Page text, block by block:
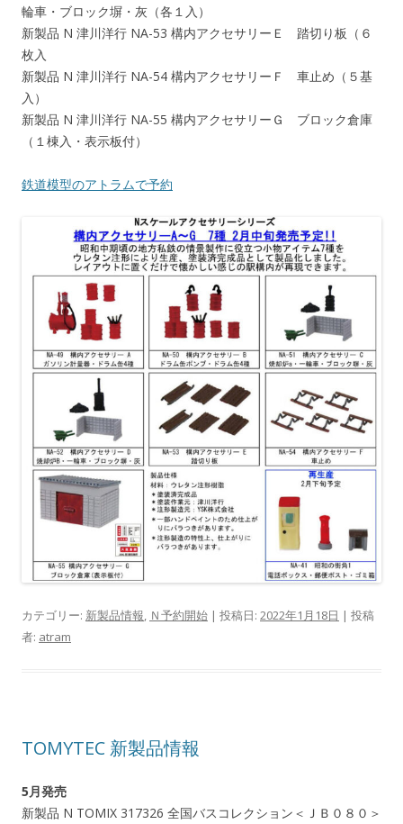
輪車・ブロック塀・灰（各１入）
新製品 N 津川洋行 NA-53 構内アクセサリーＥ 踏切り板（６
枚入
新製品 N 津川洋行 NA-54 構内アクセサリーＦ 車止め（５基
入）
新製品 N 津川洋行 NA-55 構内アクセサリーＧ ブロック倉庫
（１棟入・表示板付）
鉄道模型のアトラムで予約
カテゴリー: 新製品情報, Ｎ予約開始 | 投稿日: 2022年1月18日 | 投稿
者: atram
TOMYTEC 新製品情報
5月発売
新製品 N TOMIX 317326 全国バスコレクション＜ＪＢ０８０＞